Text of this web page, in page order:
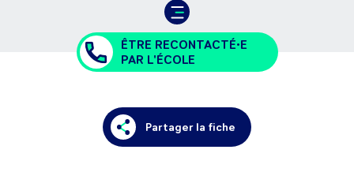
ÊTRE RECONTACTÉ•E
PAR L'ÉCOLE
Partager la fiche